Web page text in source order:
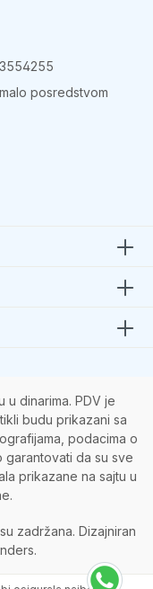
posredstvom
u dinarima. PDV je
budu prikazani sa
podacima o
garantovati da su sve
prikazane na sajtu u
zadržana. Dizajniran